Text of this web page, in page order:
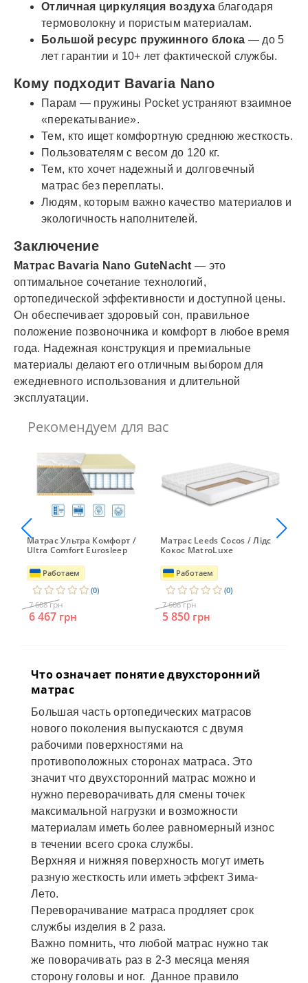
Отличная циркуляция воздуха благодаря
термоволокну и пористым материалам.
Большой ресурс пружинного блока — до 5
лет гарантии и 10+ лет фактической службы.
Кому подходит Bavaria Nano
Парам — пружины Pocket устраняют взаимное
«перекатывание».
Тем, кто ищет комфортную среднюю жесткость.
Пользователям с весом до 120 кг.
Тем, кто хочет надежный и долговечный
матрас без переплаты.
Людям, которым важно качество материалов и
экологичность наполнителей.
Заключение
Матрас Bavaria Nano GuteNacht — это
оптимальное сочетание технологий,
ортопедической эффективности и доступной цены.
Он обеспечивает здоровый сон, правильное
положение позвоночника и комфорт в любое время
года. Надежная конструкция и премиальные
материалы делают его отличным выбором для
ежедневного использования и длительной
эксплуатации.
Рекомендуем для вас
Матрас Ультра Комфорт /
Ultra Comfort Eurosleep
Работаем
(0)
7 608грн
6 467 грн
Матрас Leeds Cocos / Лідс
Кокос MatroLuxe
Работаем
(0)
7 606грн
5 850 грн
Что означает понятие двухсторонний
матрас
Большая часть ортопедических матрасов
нового поколения выпускаются с двумя
рабочими поверхностями на
противоположных сторонах матраса. Это
значит что двухсторонний матрас можно и
нужно переворачивать для смены точек
максимальной нагрузки и возможности
материалам иметь более равномерный износ
в течении всего срока службы.
Верхняя и нижняя поверхность могут иметь
разную жесткость или иметь эффект Зима-
Лето.
Переворачивание матраса продляет срок
службы изделия в 2 раза.
Важно помнить, что любой матрас нужно так
же поворачивать раз в 2-3 месяца меняя
сторону головы и ног. Данное правило